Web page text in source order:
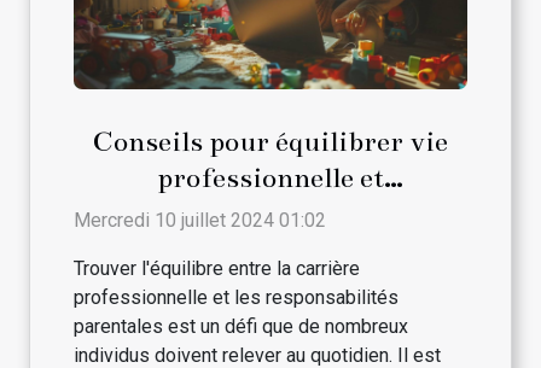
Conseils pour équilibrer vie
professionnelle et
responsabilités parentales
Mercredi 10 juillet 2024 01:02
Trouver l'équilibre entre la carrière
professionnelle et les responsabilités
parentales est un défi que de nombreux
individus doivent relever au quotidien. Il est